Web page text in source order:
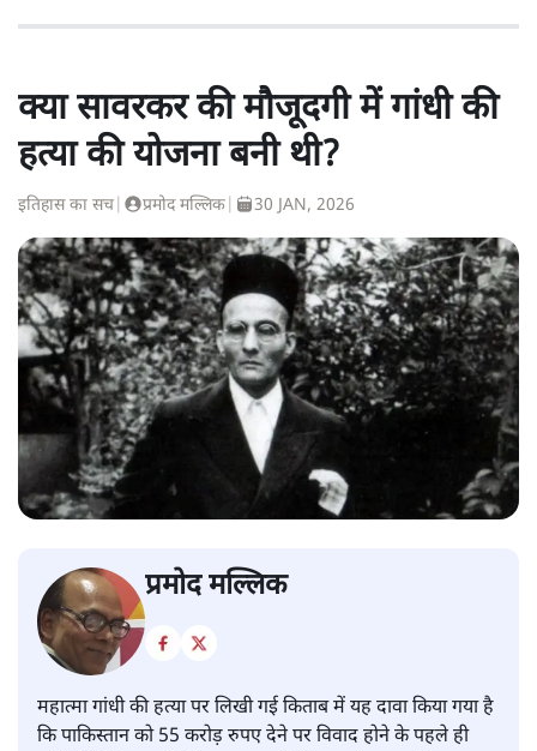
क्या सावरकर की मौजूदगी में गांधी की
हत्या की योजना बनी थी?
इतिहास का सच प्रमोद मल्लिक 30 JAN, 2026
प्रमोद मल्लिक
महात्मा गांधी की हत्या पर लिखी गई किताब में यह दावा किया गया है
कि पाकिस्तान को 55 करोड़ रुपए देने पर विवाद होने के पहले ही